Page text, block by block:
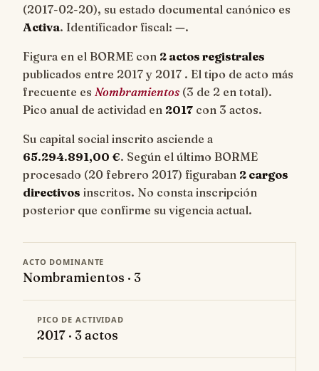
(2017-02-20), su estado documental canónico es
Activa. Identificador fiscal: —.
Figura en el BORME con 2 actos registrales
publicados entre 2017 y 2017 . El tipo de acto más
frecuente es Nombramientos (3 de 2 en total).
Pico anual de actividad en 2017 con 3 actos.
Su capital social inscrito asciende a
65.294.891,00 €. Según el último BORME
procesado (20 febrero 2017) figuraban 2 cargos
directivos inscritos. No consta inscripción
posterior que confirme su vigencia actual.
ACTO DOMINANTE
Nombramientos · 3
PICO DE ACTIVIDAD
2017 · 3 actos